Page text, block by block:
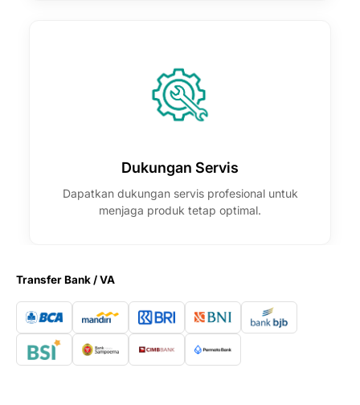
Dukungan Servis
Dapatkan dukungan servis profesional untuk
menjaga produk tetap optimal.
Transfer Bank / VA